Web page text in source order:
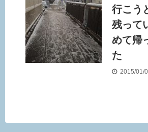
行こう
残って
めて帰
た
2015/01/